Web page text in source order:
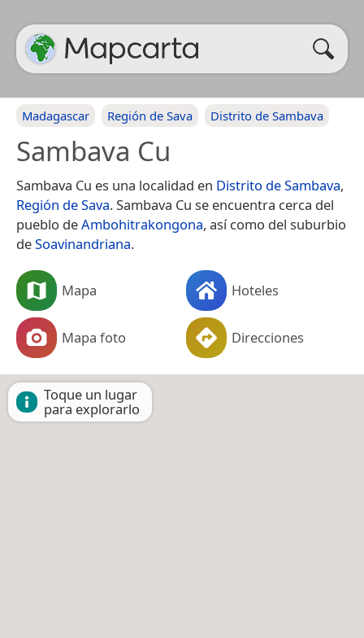
Madagascar Región de Sava Distrito de Sambava
Sambava Cu
Sambava Cu es una localidad en Distrito de Sambava,
Región de Sava. Sambava Cu se encuentra cerca del
pueblo deAmbohitrakongona, así como del suburbio
deSoavinandriana.
Mapa Hoteles
Mapa foto Direcciones
Toque un lugar
para explorarlo